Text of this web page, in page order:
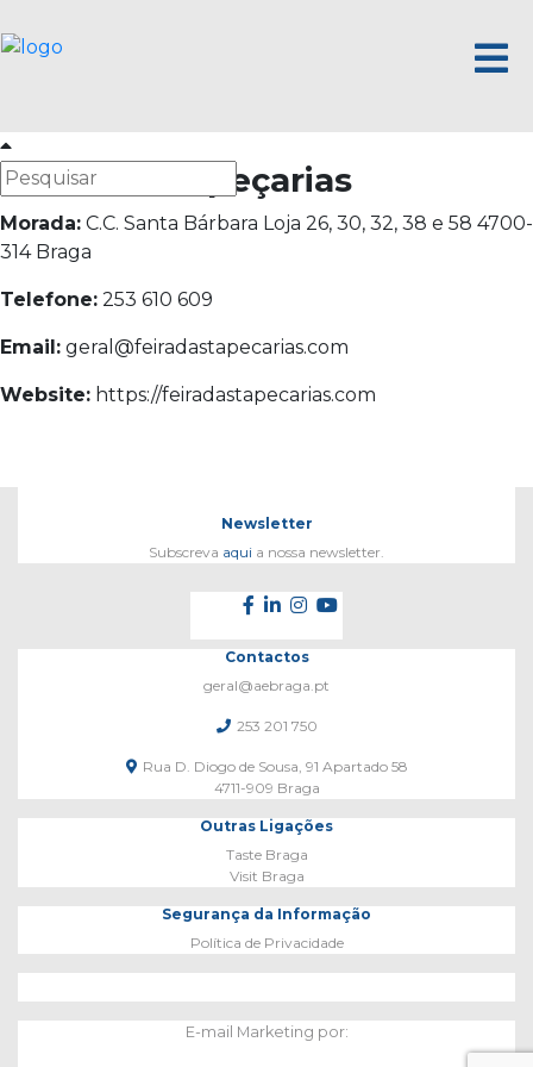
Feira das Tapeçarias
Morada: C.C. Santa Bárbara Loja 26, 30, 32, 38 e 58 4700-
314 Braga
Telefone: 253 610 609
Email: geral@feiradastapecarias.com
Website: https://feiradastapecarias.com
Newsletter
Subscreva aqui a nossa newsletter.
Contactos
geral@aebraga.pt
253 201 750
Rua D. Diogo de Sousa, 91 Apartado 58
4711-909 Braga
Outras Ligações
Taste Braga
Visit Braga
Segurança da Informação
Política de Privacidade
E-mail Marketing por: